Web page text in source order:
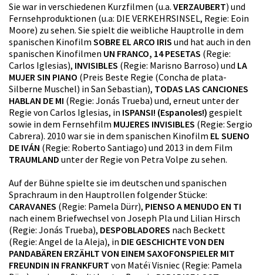
Sie war in verschiedenen Kurzfilmen (u.a. VERZAUBERT) und
Fernsehproduktionen (u.a: DIE VERKEHRSINSEL, Regie: Eoin
Moore) zu sehen. Sie spielt die weibliche Hauptrolle in dem
spanischen Kinofilm SOBRE EL ARCO IRIS und hat auch in den
spanischen Kinofilmen UN FRANCO, 14 PESETAS (Regie:
Carlos Iglesias), INVISIBLES (Regie: Marisno Barroso) und LA
MUJER SIN PIANO (Preis Beste Regie (Concha de plata-
Silberne Muschel) in San Sebastian), TODAS LAS CANCIONES
HABLAN DE MI (Regie: Jonás Trueba) und, erneut unter der
Regie von Carlos Iglesias, in ISPANSI! (Espanoles!) gespielt
sowie in dem Fernsehfilm MUJERES INVISIBLES (Regie: Sergio
Cabrera). 2010 war sie in dem spanischen Kinofilm EL SUENO
DE IVÁN (Regie: Roberto Santiago) und 2013 in dem Film
TRAUMLAND unter der Regie von Petra Volpe zu sehen.
Auf der Bühne spielte sie im deutschen und spanischen
Sprachraum in den Hauptrollen folgender Stücke:
CARAVANES (Regie: Pamela Dürr), PIENSO A MENUDO EN TI
nach einem Briefwechsel von Joseph Pla und Lilian Hirsch
(Regie: Jonás Trueba), DESPOBLADORES nach Beckett
(Regie: Angel de la Aleja), in DIE GESCHICHTE VON DEN
PANDABÄREN ERZÄHLT VON EINEM SAXOFONSPIELER MIT
FREUNDIN IN FRANKFURT von Matéï Visniec (Regie: Pamela